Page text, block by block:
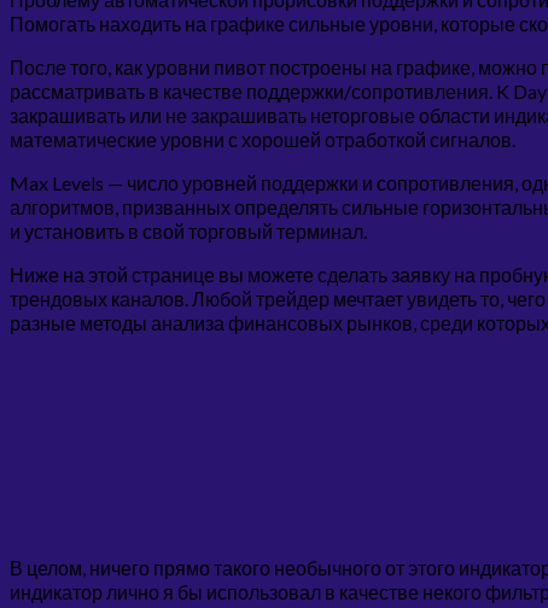
Помогать находить на графике сильные уровни, которые
После того, как уровни пивот построены на графике,
рассматривать в качестве поддержки/сопротивления. K
закрашивать или не закрашивать неторговые области
математические уровни с хорошей отработкой сигналов.
Max Levels — число уровней поддержки и сопротивления,
алгоритмов, призванных определять сильные
и установить в свой торговый терминал.
Ниже на этой странице вы можете сделать заявку на
трендовых каналов. Любой трейдер мечтает увидеть то,
разные методы анализа финансовых рынков, среди
В целом, ничего прямо такого необычного от этого
индикатор лично я бы использовал в качестве некого